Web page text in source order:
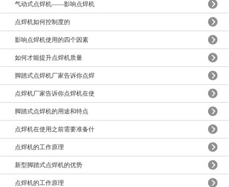
气动式点焊机——影响点焊机
点焊机如何控制度的
影响点焊机使用的四个因素
如何才能提升点焊机质量
脚踏式点焊机厂家告诉你点焊
点焊机厂家告诉你点焊机在使
脚踏式点焊机的用途和特点
点焊机在使用之前需要准备什
点焊机的工作原理
新型脚踏式点焊机的优势
点焊机的工作原理